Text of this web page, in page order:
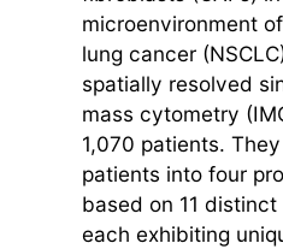
microenvironment
lung cancer
spatially resolved
mass cytometry
1,070 patients.
patients into four
based on 11
each exhibiting